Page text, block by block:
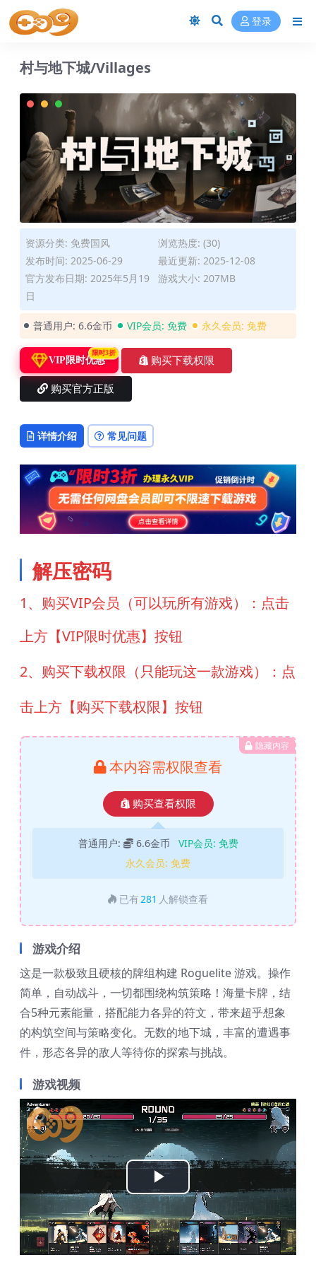
登录
村与地下城/Villages
资源分类: 免费国风
浏览热度: (30)
发布时间: 2025-06-29
最近更新: 2025-12-08
官方发布日期: 2025年5月19
日
游戏大小: 207MB
普通用户: 6.6金币 VIP会员: 免费 永久会员: 免费
VIP限时优惠
限时3折
购买下载权限
购买官方正版
详情介绍 常见问题
解压密码
1、购买VIP会员（可以玩所有游戏）：点击
上方【VIP限时优惠】按钮
2、购买下载权限（只能玩这一款游戏）：点
击上方【购买下载权限】按钮
隐藏内容
本内容需权限查看
购买查看权限
普通用户: 6.6金币 VIP会员: 免费
永久会员: 免费
已有281 人解锁查看
游戏介绍
这是一款极致且硬核的牌组构建 Roguelite 游戏。操作
简单，自动战斗，一切都围绕构筑策略！海量卡牌，结
合5种元素能量，搭配能力各异的符文，带来超乎想象
的构筑空间与策略变化。无数的地下城，丰富的遭遇事
件，形态各异的敌人等待你的探索与挑战。
游戏视频
Play
Video